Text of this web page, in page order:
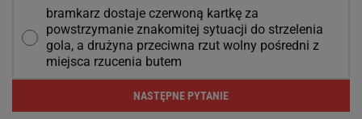
bramkarz dostaje czerwoną kartkę za
powstrzymanie znakomitej sytuacji do strzelenia
gola, a drużyna przeciwna rzut wolny pośredni z
miejsca rzucenia butem
NASTĘPNE PYTANIE